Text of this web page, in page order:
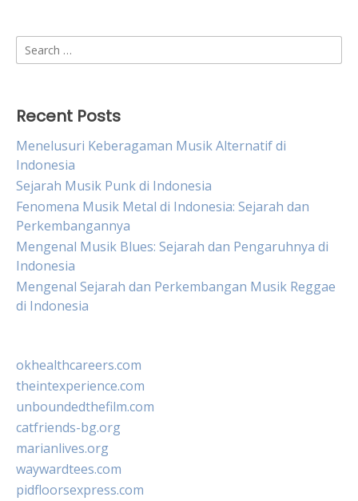
Search
for:
Recent Posts
Menelusuri Keberagaman Musik Alternatif di
Indonesia
Sejarah Musik Punk di Indonesia
Fenomena Musik Metal di Indonesia: Sejarah dan
Perkembangannya
Mengenal Musik Blues: Sejarah dan Pengaruhnya di
Indonesia
Mengenal Sejarah dan Perkembangan Musik Reggae
di Indonesia
okhealthcareers.com
theintexperience.com
unboundedthefilm.com
catfriends-bg.org
marianlives.org
waywardtees.com
pidfloorsexpress.com